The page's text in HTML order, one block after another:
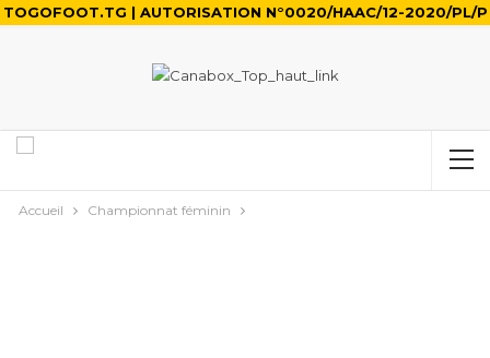
TOGOFOOT.TG | AUTORISATION N°0020/HAAC/12-2020/PL/P
Accueil Championnat féminin